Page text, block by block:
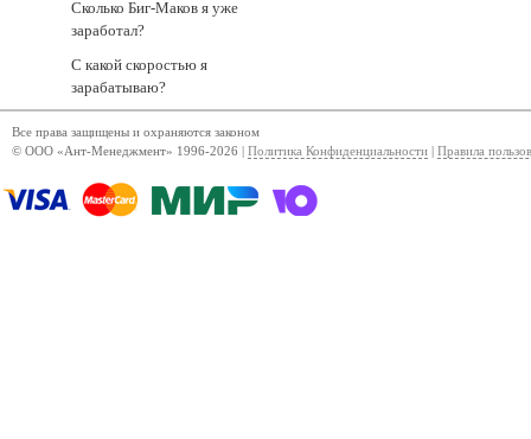
Сколько Биг-Маков я уже
заработал?
С какой скоростью я
зарабатываю?
Все права защищены и охраняются законом
© ООО «Ант-Менеджмент» 1996-2026 | Политика Конфиденциальности Правила